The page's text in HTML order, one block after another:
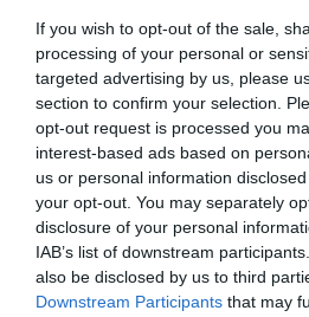
If you wish to opt-out of the sale,
processing of your personal or
targeted advertising by us, please
section to confirm your selection.
opt-out request is processed you
interest-based ads based on
us or personal information
your opt-out. You may separately
disclosure of your personal
IAB’s list of downstream
also be disclosed by us to third
Downstream Participants that may
tretjino vseh žrtev druge
vsem svetu.
Več kot 10.000 pripadnikov
letal in več sto kosov
bilo razporejenih v
sistemom poveljevanja.
oborožitve Ljudske
rezultat vojaških reform